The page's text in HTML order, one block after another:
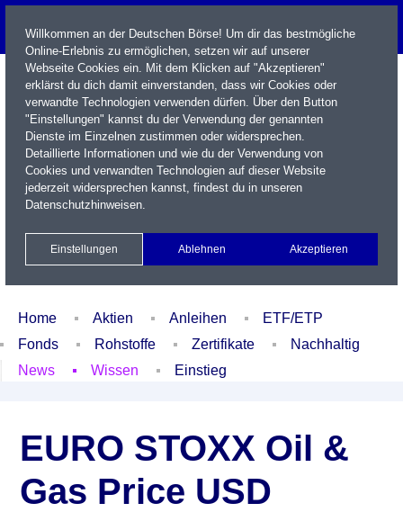
Name / WKN / ISIN / Kürzel
Xetra Realtime
Watchlist Portfolio Login
Home Aktien Anleihen
ETF/ETP
Fonds
Rohstoffe Zertifikate
Nachhaltig
News
Wissen Einstieg
EURO STOXX Oil &
Gas Price USD
Willkommen an der Deutschen Börse! Um dir das bestmögliche
Online-Erlebnis zu ermöglichen, setzen wir auf unserer
Webseite Cookies ein. Mit dem Klicken auf "Akzeptieren"
erklärst du dich damit einverstanden, dass wir Cookies oder
verwandte Technologien verwenden dürfen. Über den Button
"Einstellungen" kannst du der Verwendung der genannten
Dienste im Einzelnen zustimmen oder widersprechen.
Detaillierte Informationen und wie du der Verwendung von
Cookies und verwandten Technologien auf dieser Website
jederzeit widersprechen kannst, findest du in unseren
Datenschutzhinweisen.
Einstellungen Ablehnen Akzeptieren